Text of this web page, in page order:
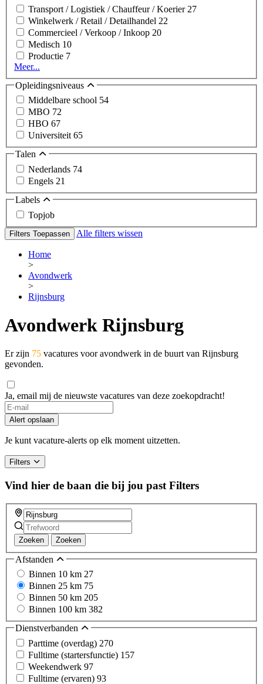
Transport / Logistiek / Chauffeur / Koerier 27
Winkelwerk / Retail / Detailhandel 22
Commercieel / Verkoop / Inkoop 20
Medisch 10
Productie 7
Meer...
Opleidingsniveaus
Middelbare school 54
MBO 72
HBO 67
Universiteit65
Talen
Nederlands 74
Engels 21
Labels
Topjob
Filters Toepassen Alle filters wissen
Home
>
Avondwerk
>
Rijnsburg
Avondwerk Rijnsburg
Er zijn 75 vacatures voor avondwerk in de buurt van Rijnsburg
gevonden.
Ja, email mij de nieuwste vacatures van deze zoekopdracht!
Alert opslaan
Je kunt vacature-alerts op elk moment uitzetten.
Filters
Vind hier de baan die bij jou past Filters
Zoeken Zoeken
Afstanden
Binnen 10 km 27
Binnen 25 km 75
Binnen 50 km 205
Binnen 100 km 382
Dienstverbanden
Parttime (overdag) 270
Fulltime (startersfunctie) 157
Weekendwerk 97
Fulltime (ervaren) 93